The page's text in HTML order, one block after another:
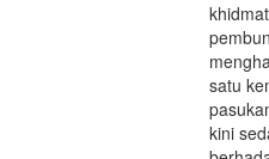
satu
kini